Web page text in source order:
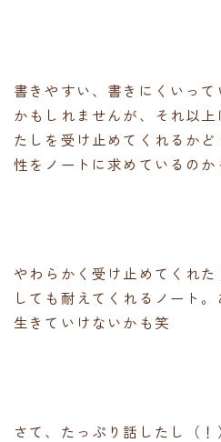
書きやすい、書きにくいっ
かもしれませんが、それ以
たしを受け止めてくれるか
性をノートに求めているのか
やわらかく受け止めてくれ
しても耐えてくれるノート。
生きていけないかも笑
さて、たっぷり話したし（